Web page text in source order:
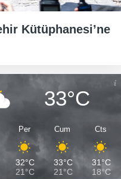
Kütüphanesi’ne
33°C
Per
32°C
21°C
Cum
33°C
21°C
Cts
31°C
18°C